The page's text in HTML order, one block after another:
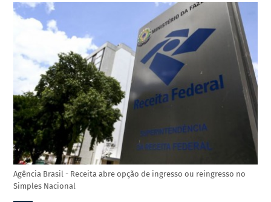
Agência Brasil - Receita abre opção de ingresso ou reingresso no
Simples Nacional